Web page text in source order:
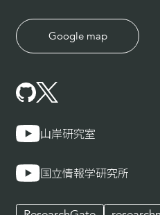
Google map
山岸研究室
国立情報学研究所